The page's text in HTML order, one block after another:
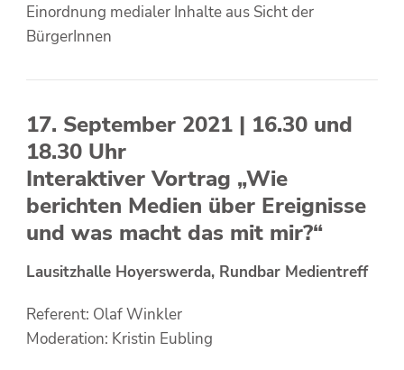
Einordnung medialer Inhalte aus Sicht der
BürgerInnen
17. September 2021 | 16.30 und
18.30 Uhr
Interaktiver Vortrag „Wie
berichten Medien über Ereignisse
und was macht das mit mir?“
Lausitzhalle Hoyerswerda, Rundbar Medientreff
Referent: Olaf Winkler
Moderation: Kristin Eubling